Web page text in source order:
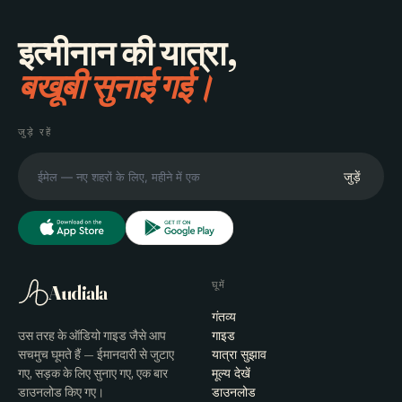
इत्मीनान की यात्रा,
बखूबी सुनाई गई।
जुड़े रहें
जुड़ें
Audiala
उस तरह के ऑडियो गाइड जैसे आप
सचमुच घूमते हैं — ईमानदारी से जुटाए
गए, सड़क के लिए सुनाए गए, एक बार
डाउनलोड किए गए।
घूमें
गंतव्य
गाइड
यात्रा सुझाव
मूल्य देखें
डाउनलोड